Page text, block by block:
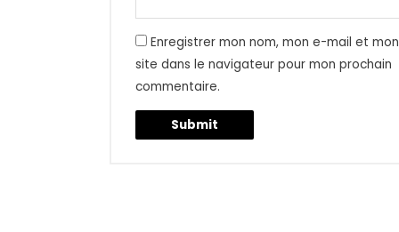
Enregistrer mon nom, mon e-mail et mon
site dans le navigateur pour mon prochain
commentaire.